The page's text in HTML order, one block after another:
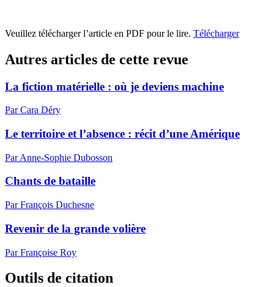
Veuillez télécharger l’article en PDF pour le lire. Télécharger
Autres articles de cette revue
La fiction matérielle : où je deviens machine
Par Cara Déry
Le territoire et l’absence : récit d’une Amérique
Par Anne-Sophie Dubosson
Chants de bataille
Par François Duchesne
Revenir de la grande volière
Par Françoise Roy
Outils de citation